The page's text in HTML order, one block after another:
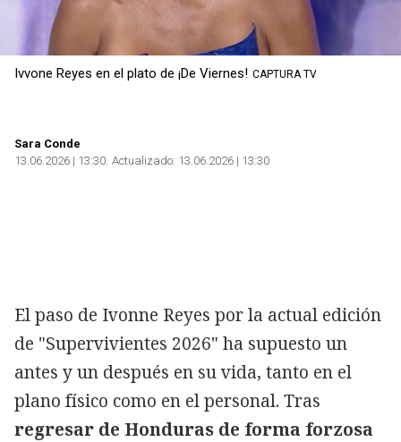
Ivvone Reyes en el plato de ¡De Viernes! CAPTURA TV
Sara Conde
13.06.2026 | 13:30 Actualizado: 13.06.2026 | 13:30
El paso de Ivonne Reyes por la actual edición
de "Supervivientes 2026" ha supuesto un
antes y un después en su vida, tanto en el
plano físico como en el personal. Tras
regresar de Honduras de forma forzosa